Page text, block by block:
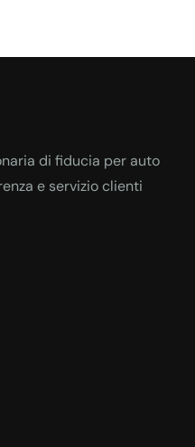
di fiducia per auto
e servizio clienti